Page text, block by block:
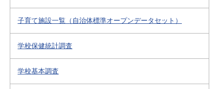
子育て施設一覧（自治体標準オープンデータセット）
学校保健統計調査
学校基本調査